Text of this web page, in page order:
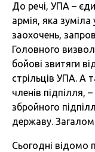
До речі, УПА –
армія, яка
заохочень,
Головного
бойові звитяги
стрільців УПА. А
членів підпілля,
збройного
державу. Загалом
Сьогодні відомо